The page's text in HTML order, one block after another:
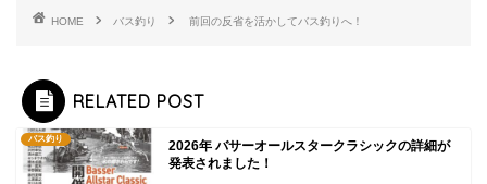
HOME バス釣り 前回の反省を活かしてバス釣りへ！
RELATED POST
バス釣り
2026年 バサーオールスタークラシックの詳細が
発表されました！